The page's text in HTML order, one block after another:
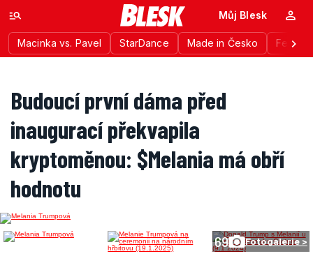
Macinka vs. Pavel StarDance Made in Česko
Můj Blesk
Budoucí první dáma před
inaugurací překvapila
kryptoměnou: $Melania má obří
hodnotu
69 Fotogalerie >